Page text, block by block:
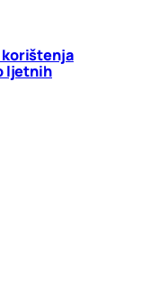
ljetnih